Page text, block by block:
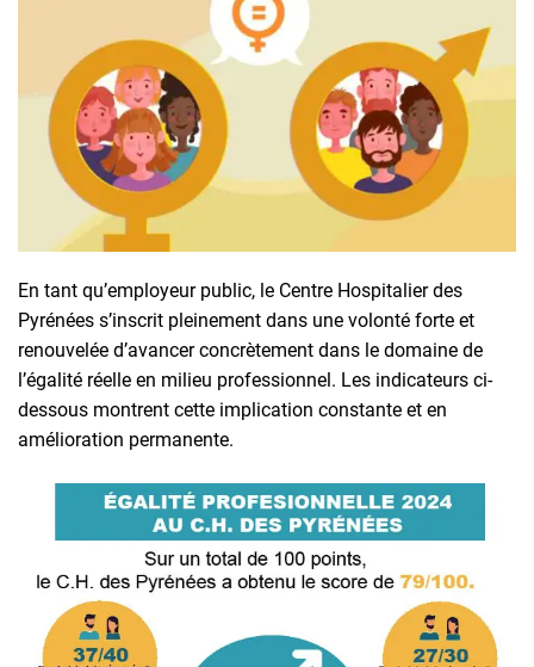
En tant qu’employeur public, le Centre Hospitalier des
Pyrénées s’inscrit pleinement dans une volonté forte et
renouvelée d’avancer concrètement dans le domaine de
l’égalité réelle en milieu professionnel. Les indicateurs ci-
dessous montrent cette implication constante et en
amélioration permanente.